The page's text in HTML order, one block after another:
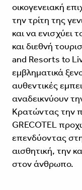
οικογενειακή
την τρίτη της
και να ενισχύει
και διεθνή
and Resorts to
εμβληματικά
αυθεντικές
αναδεικνύουν
Κρατώντας την
GRECOTEL
επενδύοντας
αισθητική, την
στον άνθρωπο.